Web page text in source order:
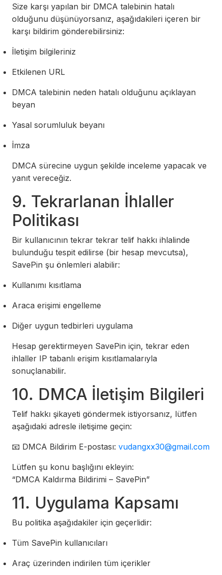
Size karşı yapılan bir DMCA talebinin hatalı
olduğunu düşünüyorsanız, aşağıdakileri içeren bir
karşı bildirim gönderebilirsiniz:
İletişim bilgileriniz
Etkilenen URL
DMCA talebinin neden hatalı olduğunu açıklayan
beyan
Yasal sorumluluk beyanı
İmza
DMCA sürecine uygun şekilde inceleme yapacak ve
yanıt vereceğiz.
9. Tekrarlanan İhlaller
Politikası
Bir kullanıcının tekrar tekrar telif hakkı ihlalinde
bulunduğu tespit edilirse (bir hesap mevcutsa),
SavePin şu önlemleri alabilir:
Kullanımı kısıtlama
Araca erişimi engelleme
Diğer uygun tedbirleri uygulama
Hesap gerektirmeyen SavePin için, tekrar eden
ihlaller IP tabanlı erişim kısıtlamalarıyla
sonuçlanabilir.
10. DMCA İletişim Bilgileri
Telif hakkı şikayeti göndermek istiyorsanız, lütfen
aşağıdaki adresle iletişime geçin:
📧 DMCA Bildirim E-postası: vudangxx30@gmail.com
Lütfen şu konu başlığını ekleyin:
“DMCA Kaldırma Bildirimi – SavePin”
11. Uygulama Kapsamı
Bu politika aşağıdakiler için geçerlidir:
Tüm SavePin kullanıcıları
Araç üzerinden indirilen tüm içerikler